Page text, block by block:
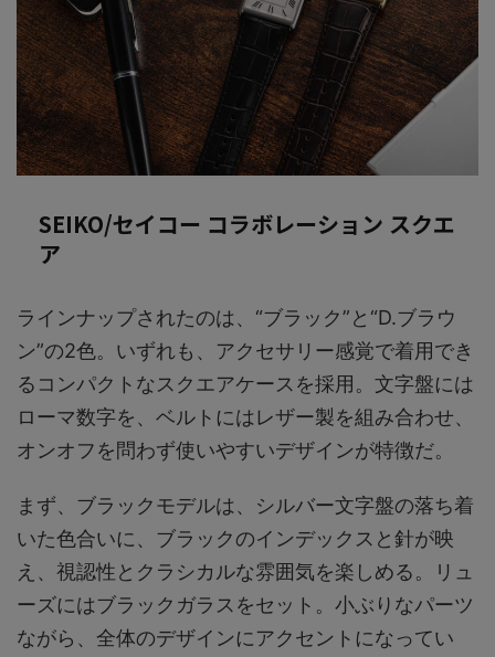
SEIKO/セイコー コラボレーション スクエ
ア
ラインナップされたのは、“ブラック”と“D.ブラウ
ン”の2色。いずれも、アクセサリー感覚で着用でき
るコンパクトなスクエアケースを採用。文字盤には
ローマ数字を、ベルトにはレザー製を組み合わせ、
オンオフを問わず使いやすいデザインが特徴だ。
まず、ブラックモデルは、シルバー文字盤の落ち着
いた色合いに、ブラックのインデックスと針が映
え、視認性とクラシカルな雰囲気を楽しめる。リュ
ーズにはブラックガラスをセット。小ぶりなパーツ
ながら、全体のデザインにアクセントになってい